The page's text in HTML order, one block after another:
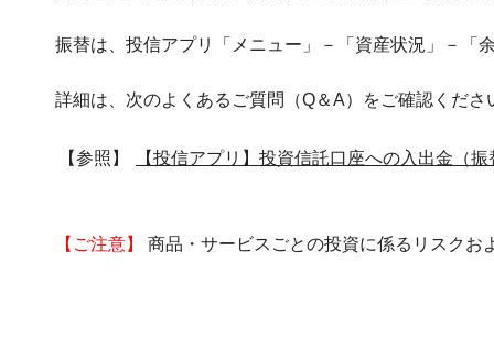
振替は、投信アプリ「メニュー」－「資産状況」－「
詳細は、次のよくあるご質問（Q＆A）をご確認くださ
【参照】 【投信アプリ】投資信託口座への入出金（
【ご注意】 商品・サービスごとの投資に係るリスクお